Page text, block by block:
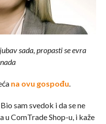
sada, propasti se evra
na ovu gospođu
sam svedok i da se ne
ComTrade Shop-u, i kaže